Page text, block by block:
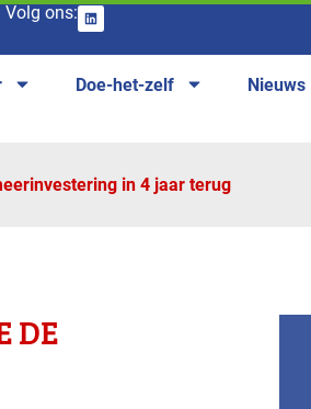
Volg ons:
Doe-het-zelf Nieuws
in 4 jaar terug
DE